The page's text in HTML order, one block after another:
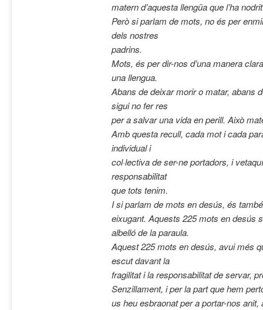
matern d’aquesta llengüa que l’ha
Però si parlam de mots, no és per
dels nostres
padrins.
Mots, és per dir-nos d’una manera
una llengua.
Abans de deixar morir o matar, abans
sigui no fer res
per a salvar una vida en perill. Això
Amb questa recull, cada mot i cada
individual i
col·lectiva de ser-ne portadors, i
responsabilitat
que tots tenim.
I si parlam de mots en desús, és
eixugant. Aquests 225mots en desús
albelló de la paraula.
Aquest 225 mots en desús, avui més
escut davant la
fragilitat i la responsabilitat de servar,
Senzillament, i per la part que hem
us heu esbraonatper a portar-nos anit,